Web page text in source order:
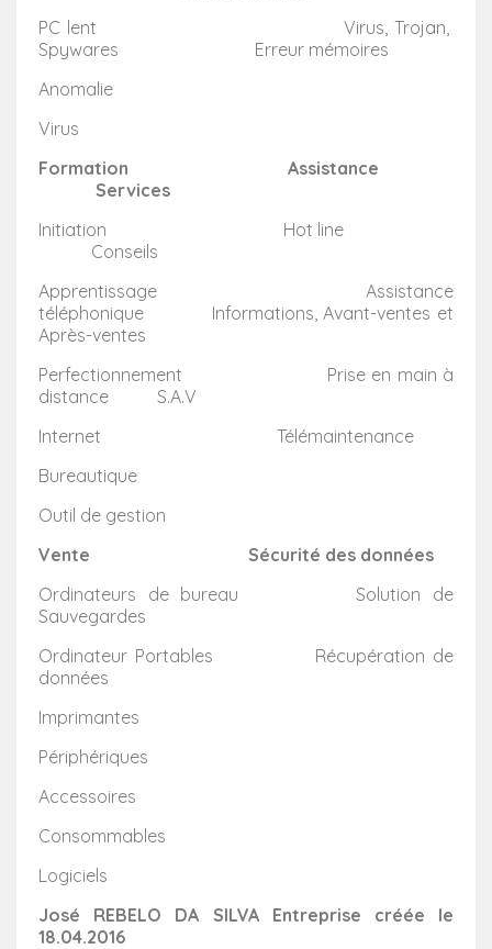
PC lent Virus, Trojan,
Spywares Erreur mémoires
Anomalie
Virus
Formation Assistance
Services
Initiation Hot line
Conseils
Apprentissage Assistance
téléphonique Informations, Avant-ventes et
Après-ventes
Perfectionnement Prise en main à
distance S.A.V
Internet Télémaintenance
Bureautique
Outil de gestion
Vente Sécurité des données
Ordinateurs de bureau Solution de
Sauvegardes
Ordinateur Portables Récupération de
données
Imprimantes
Périphériques
Accessoires
Consommables
Logiciels
José REBELO DA SILVA Entreprise créée le
18.04.2016